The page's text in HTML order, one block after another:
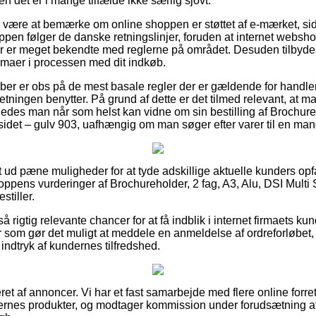
være at bemærke om online shoppen er støttet af e-mærket,
følger de danske retningslinjer, foruden at internet
er meget bekendte med reglerne på området. Desuden
i processen med dit indkøb.
er obs på de mest basale regler der er gældende for
benytter. På grund af dette er det tilmed relevant, at
man når som helst kan vidne om sin bestilling af
– gulv 903, uafhængig om man søger efter varer til en
ud pæne muligheder for at tyde adskillige aktuelle kunders
vurderinger af Brochureholder, 2 fag, A3, Alu, DSI Multi
rigtig relevante chancer for at få indblik i internet firmaets
som gør det muligt at meddele en anmeldelse af
af kundernes tilfredshed.
af annoncer. Vi har et fast samarbejde med flere online
produkter, og modtager kommission under forudsætning